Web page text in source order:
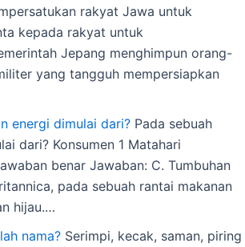
rakyat Jawa untuk
kepada rakyat untuk
Jepang menghimpun orang-
yang tangguh mempersiapkan
energi dimulai dari? Pada sebuah
dari? Konsumen 1 Matahari
benar Jawaban: C. Tumbuhan
pada sebuah rantai makanan
hijau.…
nama? Serimpi, kecak, saman, piring